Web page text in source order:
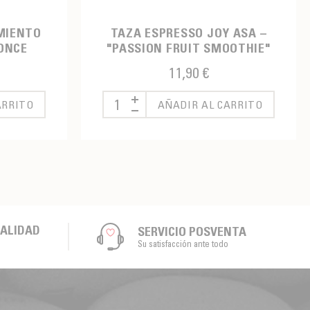
TAZA ESPRESSO JOY ASA –
"PASSION FRUIT SMOOTHIE"
11,90 €
AÑADIR AL CARRITO
SERVICIO POSVENTA
Su satisfacción ante todo